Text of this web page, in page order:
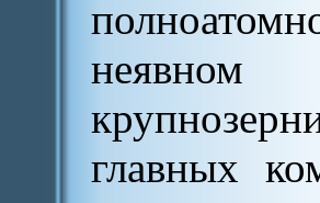
неявном
главных